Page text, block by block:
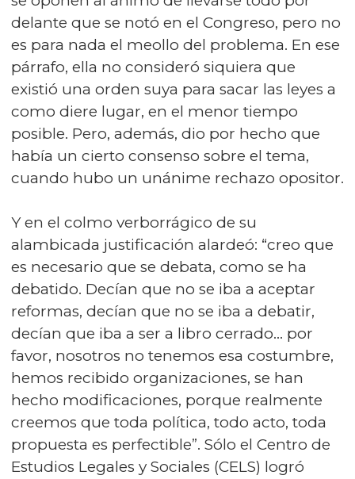
delante que se notó en el Congreso, pero no
es para nada el meollo del problema. En ese
párrafo, ella no consideró siquiera que
existió una orden suya para sacar las leyes a
como diere lugar, en el menor tiempo
posible. Pero, además, dio por hecho que
había un cierto consenso sobre el tema,
cuando hubo un unánime rechazo opositor.
Y en el colmo verborrágico de su
alambicada justificación alardeó: “creo que
es necesario que se debata, como se ha
debatido. Decían que no se iba a aceptar
reformas, decían que no se iba a debatir,
decían que iba a ser a libro cerrado… por
favor, nosotros no tenemos esa costumbre,
hemos recibido organizaciones, se han
hecho modificaciones, porque realmente
creemos que toda política, todo acto, toda
propuesta es perfectible”. Sólo el Centro de
Estudios Legales y Sociales (CELS) logró